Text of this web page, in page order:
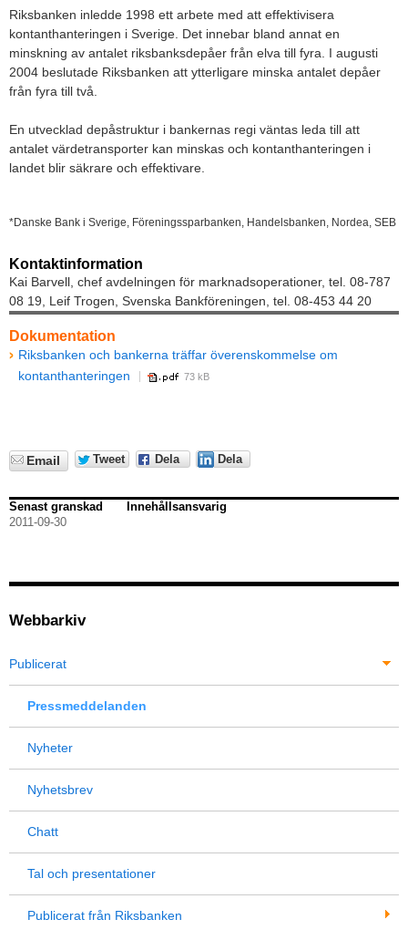
Riksbanken inledde 1998 ett arbete med att effektivisera
kontanthanteringen i Sverige. Det innebar bland annat en
minskning av antalet riksbanksdepåer från elva till fyra. I augusti
2004 beslutade Riksbanken att ytterligare minska antalet depåer
från fyra till två.
En utvecklad depåstruktur i bankernas regi väntas leda till att
antalet värdetransporter kan minskas och kontanthanteringen i
landet blir säkrare och effektivare.
*Danske Bank i Sverige, Föreningssparbanken, Handelsbanken, Nordea, SEB
Kontaktinformation
Kai Barvell, chef avdelningen för marknadsoperationer, tel. 08-787
08 19, Leif Trogen, Svenska Bankföreningen, tel. 08-453 44 20
Dokumentation
Riksbanken och bankerna träffar överenskommelse om
kontanthanteringen
73 kB
Email Tweet Dela Dela
Senast granskad
2011-09-30
Innehållsansvarig
Webbarkiv
Publicerat
Pressmeddelanden
Nyheter
Nyhetsbrev
Chatt
Tal och presentationer
Publicerat från Riksbanken